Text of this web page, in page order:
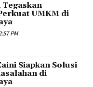
UMKM di
PM
Siapkan Solusi
di